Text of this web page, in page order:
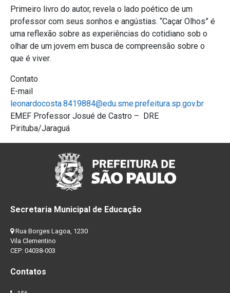
Primeiro livro do autor, revela o lado poético de um
professor com seus sonhos e angústias. “Caçar Olhos” é
uma reflexão sobre as experiências do cotidiano sob o
olhar de um jovem em busca de compreensão sobre o
que é viver.
Contato
E-mail
leonardocosta.8419884@edu.sme.prefeitura.sp.gov.br
EMEF Professor Josué de Castro – DRE
Pirituba/Jaraguá
Secretaria Municipal de Educação
Rua Borges Lagoa, 1230
Vila Clementino
CEP: 04038-003
Contatos